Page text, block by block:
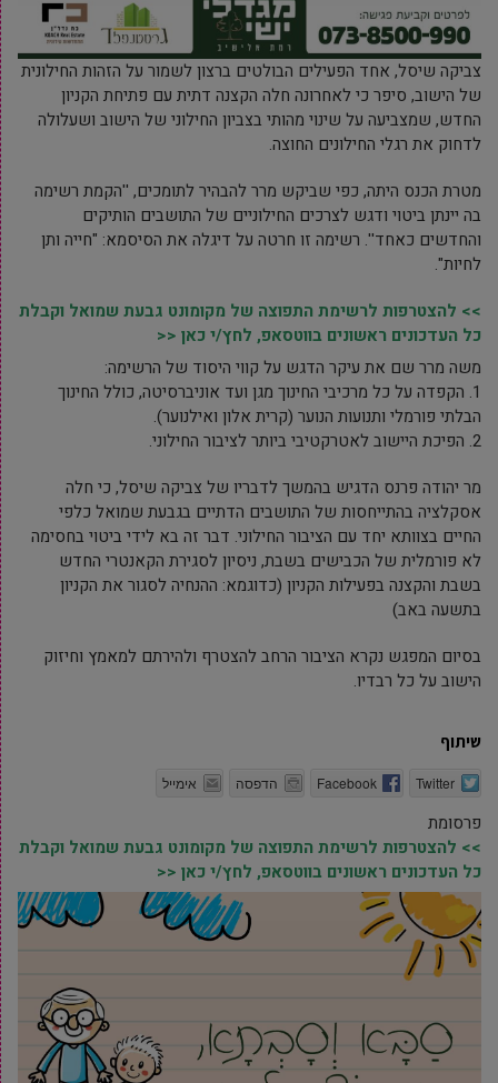
צביקה שיסל, אחד הפעילים הבולטים ברצון לשמור על הזהות החילונית
של הישוב, סיפר כי לאחרונה חלה הקצנה דתית עם פתיחת הקניון
החדש, שמצביעה על שינוי מהותי בצביון החילוני של הישוב ושעלולה
לדחוק את רגלי החילונים החוצה.
מטרת הכנס היתה, כפי שביקש מרר להבהיר לתומכים, ''הקמת רשימה
בה יינתן ביטוי ודגש לצרכים החילוניים של התושבים הותיקים
והחדשים כאחד''. רשימה זו חרטה על דיגלה את הסיסמא: "חייה ותן
לחיות".
>> להצטרפות לרשימת התפוצה של מקומונט גבעת שמואל וקבלת
כל העדכונים ראשונים בווטסאפ, לחץ/י כאן <<
משה מרר שם את עיקר הדגש על קווי היסוד של הרשימה:
1. הקפדה על כל מרכיבי החינוך מגן ועד אוניברסיטה, כולל החינוך
הבלתי פורמלי ותנועות הנוער (קרית אלון ואילנוער).
2. הפיכת היישוב לאטרקטיבי ביותר לציבור החילוני.
מר יהודה פרנס הדגיש בהמשך לדבריו של צביקה שיסל, כי חלה
אסקלציה בהתייחסות של התושבים הדתיים בגבעת שמואל כלפי
החיים בצוותא יחד עם הציבור החילוני. דבר זה בא לידי ביטוי בחסימה
לא פורמלית של הכבישים בשבת, ניסיון לסגירת הקאנטרי החדש
בשבת והקצנה בפעילות הקניון (כדוגמא: ההנחיה לסגור את הקניון
בתשעה באב)
בסיום המפגש נקרא הציבור הרחב להצטרף ולהירתם למאמץ וחיזוק
הישוב על כל רבדיו.
שיתוף
Twitter
Facebook הדפסה אימייל
פרסומת
>> להצטרפות לרשימת התפוצה של מקומונט גבעת שמואל וקבלת
כל העדכונים ראשונים בווטסאפ, לחץ/י כאן <<